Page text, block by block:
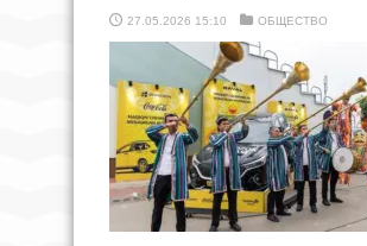
27.05.2026 15:10 ОБЩЕСТВО